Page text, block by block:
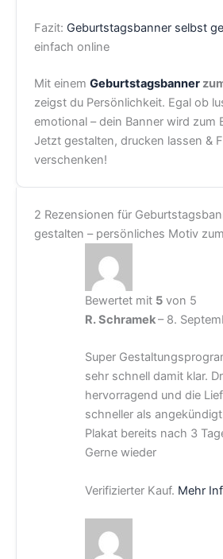
Fazit: Geburtstagsbanner selbst
einfach online
Mit einem Geburtstagsbanner
zeigst du Persönlichkeit. Egal ob
emotional – dein Banner wird zum
Jetzt gestalten, drucken lassen &
verschenken!
2 Rezensionen für
gestalten – persönliches Motiv
Bewertet mit 5von 5
R. Schramek– 8.
Super
sehr schnell damit klar.
hervorragend und die
schneller als
Plakat bereits nach 3
Gerne wieder
Verifizierter Kauf. Mehr